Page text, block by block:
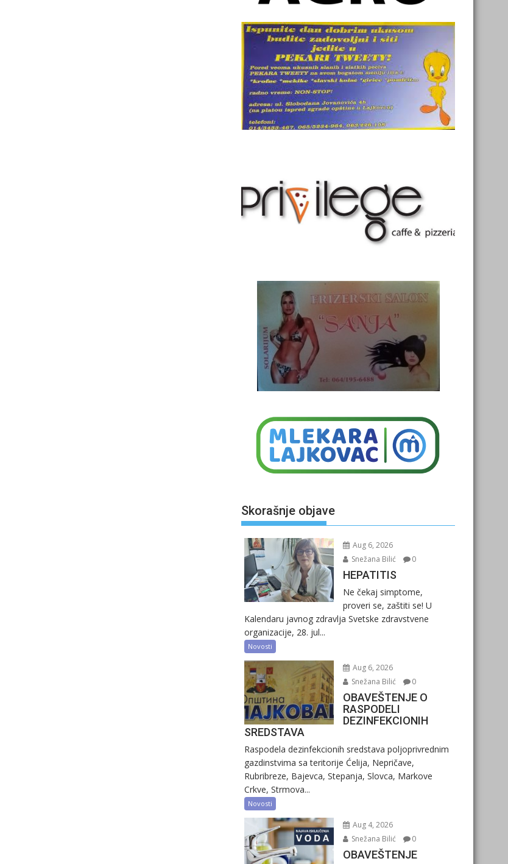
Skorašnje objave
Aug 6, 2026
Snežana Bilić
0
HEPATITIS
Ne čekaj simptome,
proveri se, zaštiti se! U
Kalendaru javnog zdravlja Svetske zdravstvene
organizacije, 28. jul...
Novosti
Aug 6, 2026
Snežana Bilić
0
OBAVEŠTENJE O
RASPODELI
DEZINFEKCIONIH
SREDSTAVA
Raspodela dezinfekcionih sredstava poljoprivrednim
gazdinstvima sa teritorije Ćelija, Nepričave,
Rubribreze, Bajevca, Stepanja, Slovca, Markove
Crkve, Strmova...
Novosti
Aug 4, 2026
Snežana Bilić
0
OBAVEŠTENJE